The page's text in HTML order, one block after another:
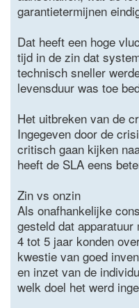
garantietermijnen
Dat heeft een hoge
tijd in de zin dat
technisch sneller
levensduur was toe
Het uitbreken van de
Ingegeven door de
critisch gaan kijken
heeft de SLA eens
Zin vs onzin
Als onafhankelijke
gesteld dat
4 tot 5 jaar konden
kwestie van goed
en inzet van de
welk doel het werd